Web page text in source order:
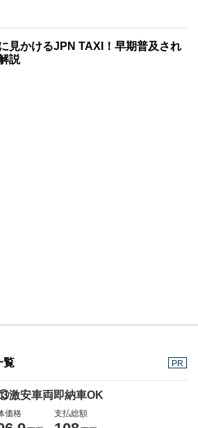
見かけるJPN TAXI！早期普及され
説
覧 PR
激安車両即納車OK
価格 支払総額